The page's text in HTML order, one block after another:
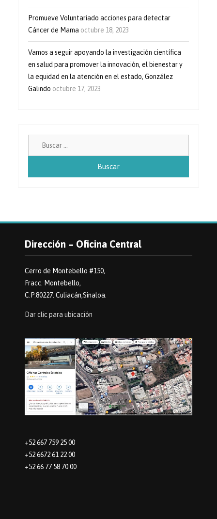
Promueve Voluntariado acciones para detectar
Cáncer de Mama octubre 18, 2023
Vamos a seguir apoyando la investigación científica
en salud para promover la innovación, el bienestar y
la equidad en la atención en el estado, González
Galindo octubre 17, 2023
Dirección – Oficina Central
Cerro de Montebello #150,
Fracc. Montebello,
C.P.80227. Culiacán,Sinaloa.
Dar clic para ubicación
+52 667 759 25 00
+52 6672 61 22 00
+52 66 77 58 70 00